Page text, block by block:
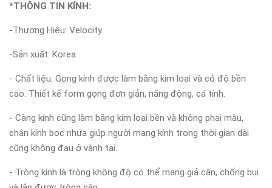
*THÔNG TIN KÍNH:
-Thương Hiệu: Velocity
-Sản xuất: Korea
- Chất liệu: Gọng kính được làm bằng kim loại và có độ bền
cao. Thiết kế form gọng đơn giản, năng động, cá tính.
- Càng kính cũng làm bằng kim loại bền và không phai màu,
chân kính bọc nhựa giúp người mang kính trong thời gian dài
cũng không đau ở vành tai.
- Tròng kính là tròng không độ có thể mang giả cận, chống bụi